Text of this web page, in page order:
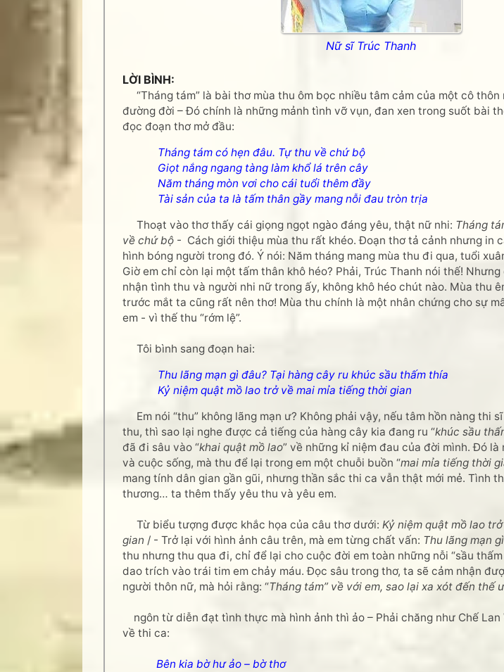
Nữ sĩ Trúc Thanh
LỜI BÌNH:
“Tháng tám” là bài thơ mùa thu ôm bọc nhiều tâm cảm của một cô thôn
đường đời – Đó chính là những mảnh tình vỡ vụn, đan xen trong suốt bài
đọc đoạn thơ mở đầu:
Tháng tám có hẹn đâu. Tự thu về chứ bộ
Giọt nắng ngang tàng làm khổ lá trên cây
Năm tháng mòn vơi cho cái tuổi thêm đầy
Tài sản của ta là tấm thân gầy mang nỗi đau tròn trịa
Thoạt vào thơ thấy cái giọng ngọt ngào đáng yêu, thật nữ nhi: Tháng
về chứ bộ - Cách giới thiệu mùa thu rất khéo. Đoạn thơ tả cảnh nhưng in
hình bóng người trong đó. Ý nói: Năm tháng mang mùa thu đi qua, tuổi
Giờ em chỉ còn lại một tấm thân khô héo? Phải, Trúc Thanh nói thế!
nhận tình thu và người nhi nữ trong ấy, không khô héo chút nào. Mùa thu
trước mắt ta cũng rất nên thơ! Mùa thu chính là một nhân chứng cho sự
em - vì thế thu “rớm lệ”.
Tôi bình sang đoạn hai:
Thu lãng mạn gì đâu? Tại hàng cây ru khúc sầu thấm thía
Kỷ niệm quật mồ lao trở về mai mỉa tiếng thời gian
Em nói “thu” không lãng mạn ư? Không phải vậy, nếu tâm hồn nàng thi
thu, thì sao lại nghe được cả tiếng của hàng cây kia đang ru “khúc sầu
đã đi sâu vào “khai quật mồ lao” về những kỉ niệm đau của đời mình. Đó
và cuộc sống, mà thu để lại trong em một chuỗi buồn “mai mỉa tiếng thời
mang tính dân gian gần gũi, nhưng thần sắc thi ca vẫn thật mới mẻ. Tình
thương… ta thêm thấy yêu thu và yêu em.
Từ biểu tượng được khắc họa của câu thơ dưới: Kỷ niệm quật mồ lao
gian / - Trở lại với hình ảnh câu trên, mà em từng chất vấn: Thu lãng mạn
thu nhưng thu qua đi, chỉ để lại cho cuộc đời em toàn những nỗi “sầu
dao trích vào trái tim em chảy máu. Đọc sâu trong thơ, ta sẽ cảm nhận
người thôn nữ, mà hỏi rằng: “Tháng tám” về với em, sao lại xa xót đến thế
ngôn từ diễn đạt tình thực mà hình ảnh thì ảo – Phải chăng như Chế
về thi ca:
Bên kia bờ hư ảo – bờ thơ